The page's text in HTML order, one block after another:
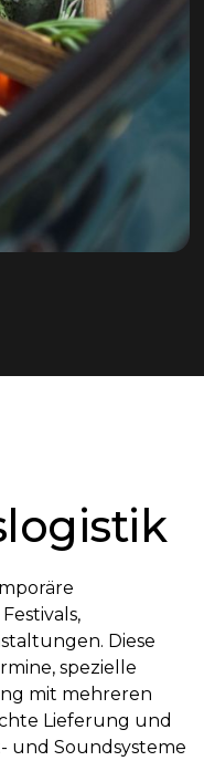
Diese
spezielle
mit mehreren
Lieferung und
und Soundsysteme